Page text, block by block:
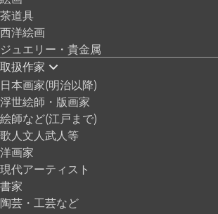
茶道具
西洋絵画
ジュエリー・貴金属
取扱作家
日本画家(明治以降)
浮世絵師・版画家
絵師など(江戸まで)
歌人文人武人等
洋画家
現代アーティスト
書家
陶芸・工芸など